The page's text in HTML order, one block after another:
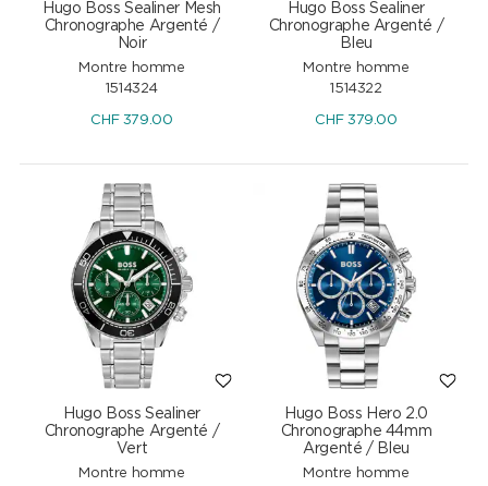
Hugo Boss Sealiner Mesh
Chronographe Argenté /
Noir
Montre homme
1514324
CHF 379.00
Hugo Boss Sealiner
Chronographe Argenté /
Bleu
Montre homme
1514322
CHF 379.00
Hugo Boss Sealiner
Chronographe Argenté /
Vert
Montre homme
Hugo Boss Hero 2.0
Chronographe 44mm
Argenté / Bleu
Montre homme